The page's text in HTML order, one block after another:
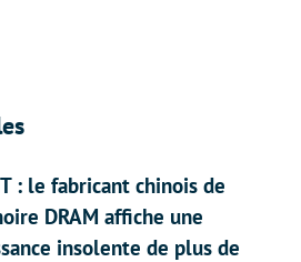
: le fabricant chinois de
DRAM affiche une
insolente de plus de